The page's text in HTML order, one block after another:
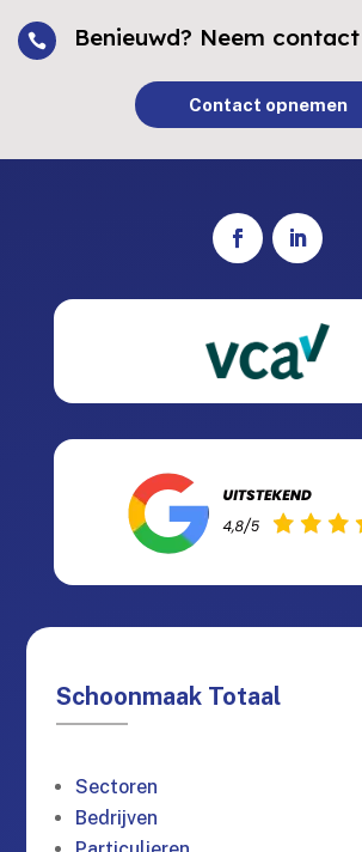
 Benieuwd? Neem
Contact opnemen
Schoonmaak Totaal
Sectoren
Bedrijven